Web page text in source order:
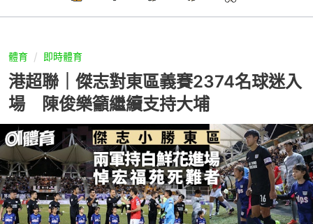
體育 即時體育
港超聯｜傑志對東區義賽2374名球迷入
場 陳俊樂籲繼續支持大埔